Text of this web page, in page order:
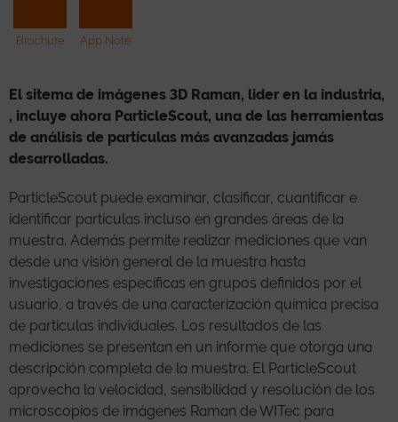
Brochure App Note
El sitema de imágenes 3D Raman, lider en la industria,
, incluye ahora ParticleScout, una de las herramientas
de análisis de partículas más avanzadas jamás
desarrolladas.
ParticleScout puede examinar, clasificar, cuantificar e
identificar partículas incluso en grandes áreas de la
muestra. Además permite realizar mediciones que van
desde una visión general de la muestra hasta
investigaciones específicas en grupos definidos por el
usuario, a través de una caracterización química precisa
de partículas individuales. Los resultados de las
mediciones se presentan en un informe que otorga una
descripción completa de la muestra. El ParticleScout
aprovecha la velocidad, sensibilidad y resolución de los
microscopios de imágenes Raman de WITec para